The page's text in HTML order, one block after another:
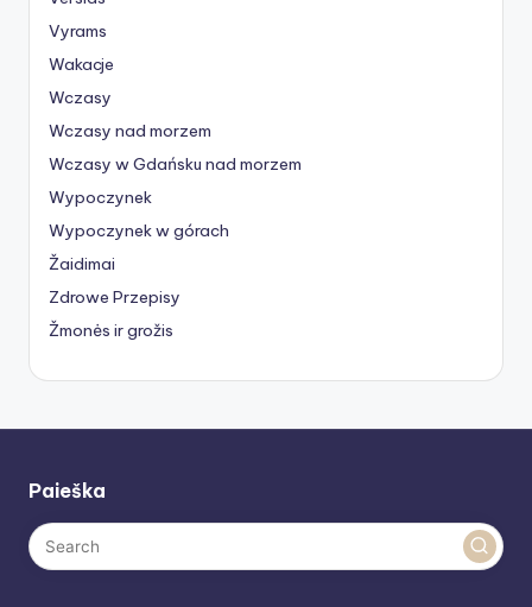
Vyrams
Wakacje
Wczasy
Wczasy nad morzem
Wczasy w Gdańsku nad morzem
Wypoczynek
Wypoczynek w górach
Žaidimai
Zdrowe Przepisy
Žmonės ir grožis
Paieška